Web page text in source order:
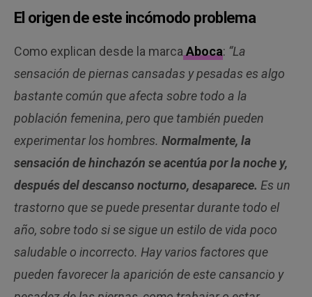
El origen de este incómodo problema
Como explican desde la marcaAboca: “La
sensación de piernas cansadas y pesadas es algo
bastante común que afecta sobre todo a la
población femenina, pero que también pueden
experimentar los hombres.Normalmente, la
sensación de hinchazón se acentúa por la noche y,
después del descanso nocturno, desaparece. Es un
trastorno que se puede presentar durante todo el
año, sobre todo si se sigue un estilo de vida poco
saludable o incorrecto. Hay varios factores que
pueden favorecer la aparición de este cansancio y